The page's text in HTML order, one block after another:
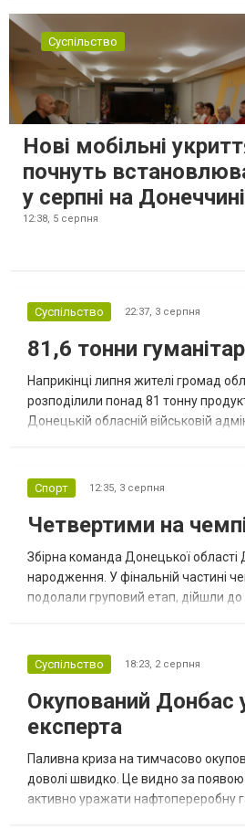
Суспільство
Нові мобільні
почнуть
у серпні на Донеччині
12:38, 5 серпня
Суспільство 22:37, 3 серпня
81,6 тонни
Наприкінці липня жителі громад
розподілили понад 81 тонну
Донецькій обласній військовій
Спорт 12:35, 3 серпня
Четвертими на
Збірна команда Донецької
народження. У фінальній частині
подолали груповий етап, дійшли до
Суспільство 18:23, 2 серпня
Окупований Донбас
експерта
Паливна криза на тимчасово
доволі швидко. Це видно за появою
активно уражати нафтопереробну